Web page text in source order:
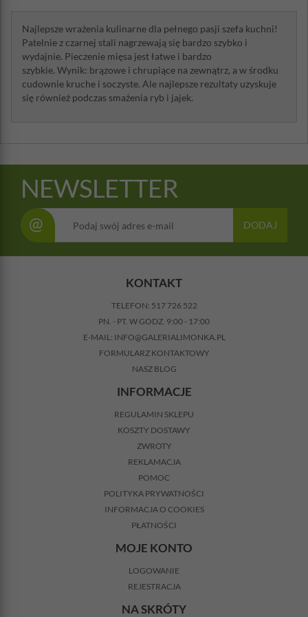
Najlepsze wrażenia kulinarne dla pełnego pasji szefa kuchni!
Patelnie z czarnej stali nagrzewają się bardzo szybko i
wydajnie. Pieczenie mięsa jest łatwe i bardzo
szybkie. Wynik: brązowe i chrupiące na zewnątrz, a w środku
cudownie kruche i soczyste. Ale najlepsze rezultaty uzyskuje
się również podczas smażenia ryb i jajek.
NEWSLETTER
@ DODAJ
KONTAKT
TELEFON: 517 726 522
PN. - PT. W GODZ. 9:00 - 17:00
E-MAIL: INFO@GALERIALIMONKA.PL
FORMULARZ KONTAKTOWY
NASZ BLOG
INFORMACJE
REGULAMIN SKLEPU
KOSZTY DOSTAWY
ZWROTY
REKLAMACJA
POMOC
POLITYKA PRYWATNOŚCI
INFORMACJA O COOKIES
PŁATNOŚCI
MOJE KONTO
LOGOWANIE
REJESTRACJA
NA SKRÓTY